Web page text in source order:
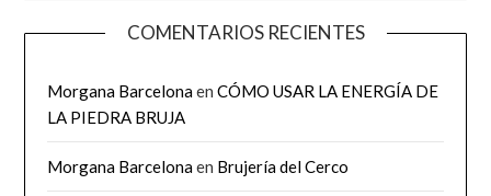
COMENTARIOS RECIENTES
Morgana BarcelonaenCÓMO USAR LA ENERGÍA DE
LA PIEDRA BRUJA
Morgana Barcelonaen Brujería del Cerco